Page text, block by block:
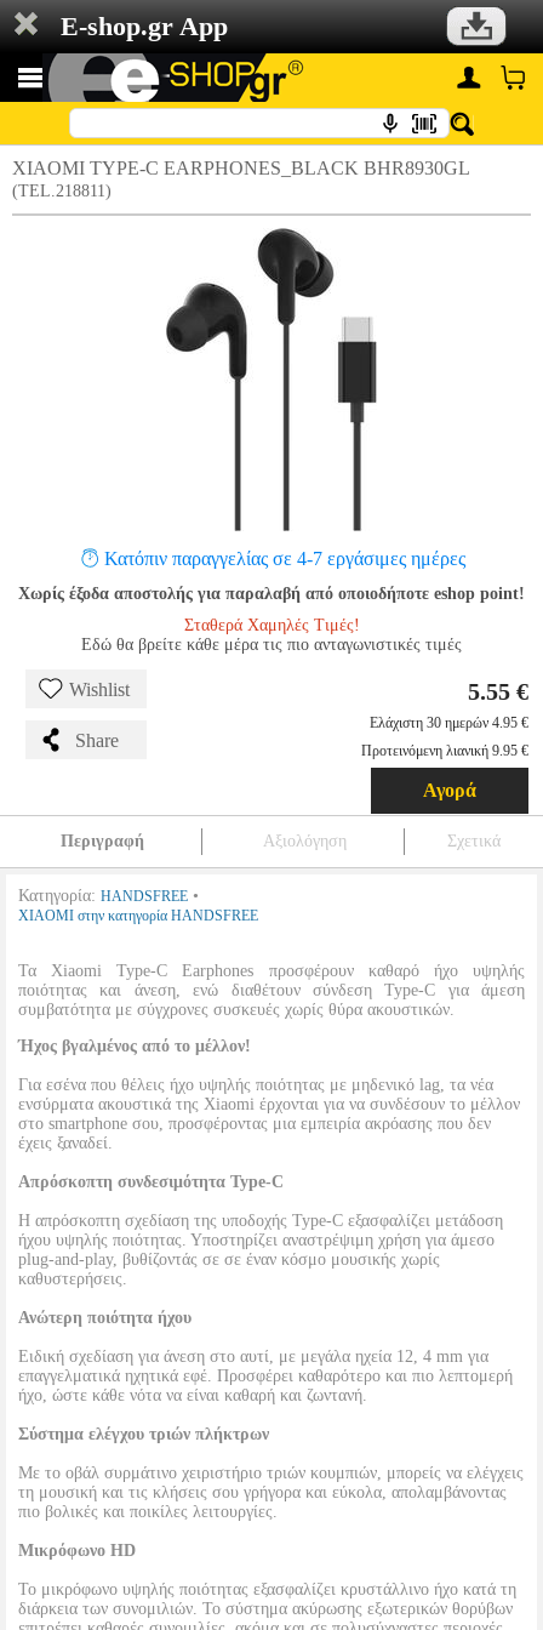
E-shop.gr App
XIAOMI TYPE-C EARPHONES_BLACK BHR8930GL
(TEL.218811)
Κατόπιν παραγγελίας σε 4-7 εργάσιμες ημέρες
Χωρίς έξοδα αποστολής για παραλαβή από οποιοδήποτε eshop point!
Σταθερά Χαμηλές Τιμές!
Εδώ θα βρείτε κάθε μέρα τις πιο ανταγωνιστικές τιμές
Wishlist
Share
5.55 €
Ελάχιστη 30 ημερών 4.95 €
Προτεινόμενη λιανική 9.95 €
Αγορά
Περιγραφή Αξιολόγηση Σχετικά
Κατηγορία: HANDSFREE •
XIAOMI στην κατηγορία HANDSFREE
Τα Xiaomi Type-C Earphones προσφέρουν καθαρό ήχο υψηλής
ποιότητας και άνεση, ενώ διαθέτουν σύνδεση Type-C για άμεση
συμβατότητα με σύγχρονες συσκευές χωρίς θύρα ακουστικών.
Ήχος βγαλμένος από το μέλλον!
Για εσένα που θέλεις ήχο υψηλής ποιότητας με μηδενικό lag, τα νέα
ενσύρματα ακουστικά της Xiaomi έρχονται για να συνδέσουν το μέλλον
στο smartphone σου, προσφέροντας μια εμπειρία ακρόασης που δεν
έχεις ξαναδεί.
Απρόσκοπτη συνδεσιμότητα Type-C
Η απρόσκοπτη σχεδίαση της υποδοχής Type-C εξασφαλίζει μετάδοση
ήχου υψηλής ποιότητας. Υποστηρίζει αναστρέψιμη χρήση για άμεσο
plug-and-play, βυθίζοντάς σε σε έναν κόσμο μουσικής χωρίς
καθυστερήσεις.
Ανώτερη ποιότητα ήχου
Ειδική σχεδίαση για άνεση στο αυτί, με μεγάλα ηχεία 12, 4 mm για
επαγγελματικά ηχητικά εφέ. Προσφέρει καθαρότερο και πιο λεπτομερή
ήχο, ώστε κάθε νότα να είναι καθαρή και ζωντανή.
Σύστημα ελέγχου τριών πλήκτρων
Με το οβάλ συρμάτινο χειριστήριο τριών κουμπιών, μπορείς να ελέγχεις
τη μουσική και τις κλήσεις σου γρήγορα και εύκολα, απολαμβάνοντας
πιο βολικές και ποικίλες λειτουργίες.
Μικρόφωνο HD
Το μικρόφωνο υψηλής ποιότητας εξασφαλίζει κρυστάλλινο ήχο κατά τη
διάρκεια των συνομιλιών. Το σύστημα ακύρωσης εξωτερικών θορύβων